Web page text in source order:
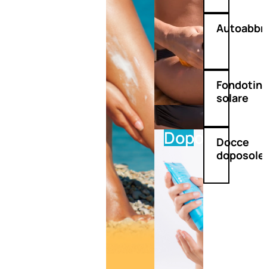
Doposole
solare
Docce
doposole